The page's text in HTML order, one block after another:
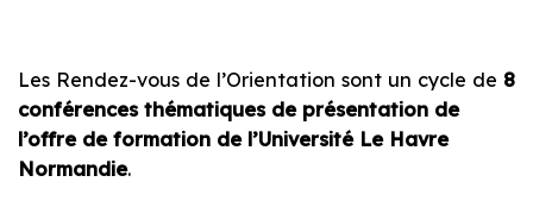
Les Rendez-vous de l’Orientation sont un cycle de 8
conférences thématiques de présentation de
l’offre de formation de l’Université Le Havre
Normandie.